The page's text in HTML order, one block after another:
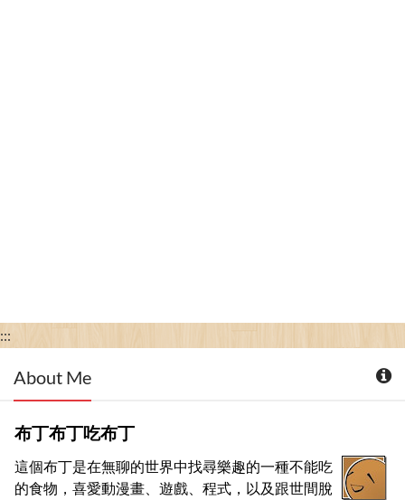
:::
About Me
布丁布丁吃布丁
這個布丁是在無聊的世界中找尋樂趣的一種不能吃
的食物，喜愛動漫畫、遊戲、程式，以及跟世間脫